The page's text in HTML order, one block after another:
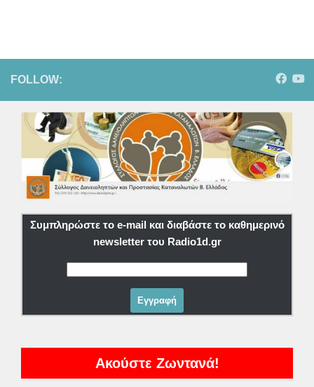
FOLLOW:
Συμπληρώστε το e-mail και διαβάστε το καθημερινό
newsletter του Radio1d.gr
Ακούστε Ζωντανά!